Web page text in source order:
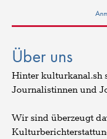
Über uns
Hinter kulturkanal.sh
Journalistinnen und
Wir sind überzeugt